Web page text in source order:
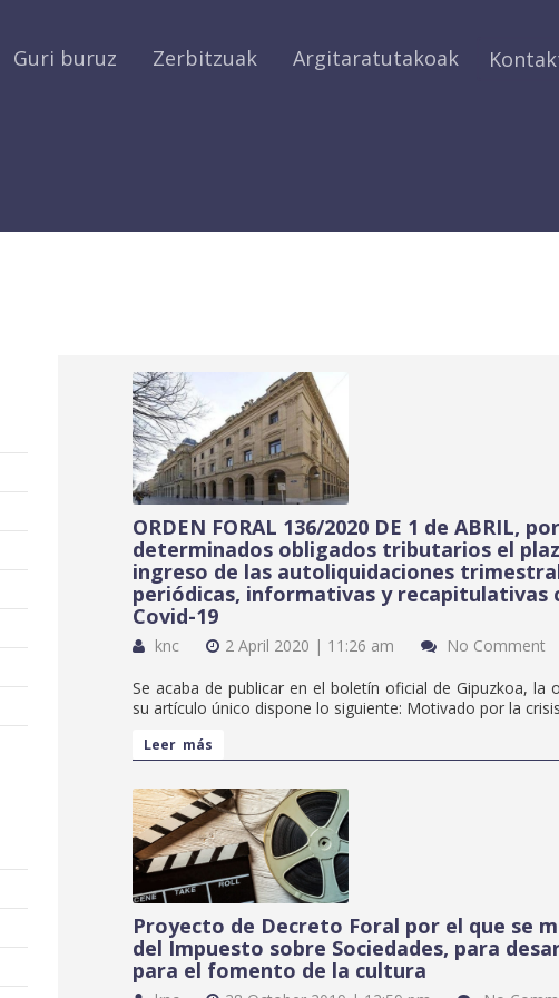
Guri buruz Zerbitzuak Argitaratutakoak
ORDEN FORAL 136/2020 DE 1 de ABRIL,
determinados obligados tributarios el
ingreso de las autoliquidaciones
periódicas, informativas y recapitulativas
Covid-19
knc 2 April 2020 | 11:26 am
No Comment
Se acaba de publicar en el boletín oficial de Gipuzkoa, la
su artículo único dispone lo siguiente: Motivado por la
Leer más
Proyecto de Decreto Foral por el que se
del Impuesto sobre Sociedades, para
para el fomento de la cultura